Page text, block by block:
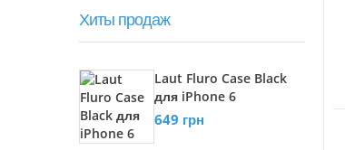
Хиты продаж
Laut Fluro Case Black
для iPhone 6
649 грн